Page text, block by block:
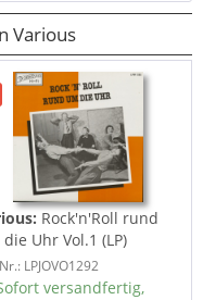
Various
Rock'n'Roll rund
Uhr Vol.1 (LP)
LPJOVO1292
versandfertig,